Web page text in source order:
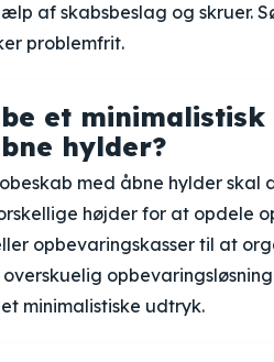
af skabsbeslag og skruer.
problemfrit.
et minimalistisk
hylder?
med åbne hylder
højder for at opdele
opbevaringskasser til at
minimalistiske udtryk.